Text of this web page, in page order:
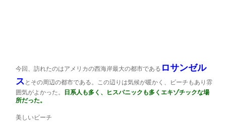
今回、訪れたのはアメリカの西海岸最大の都市である ロサンゼル
ス とその周辺の都市である。この辺りは気候が暖かく、ビーチもあり雰
囲気がよかった。
日系人も多く、ヒスパニックも多くエキゾチックな場
所だった。
美しいビーチ